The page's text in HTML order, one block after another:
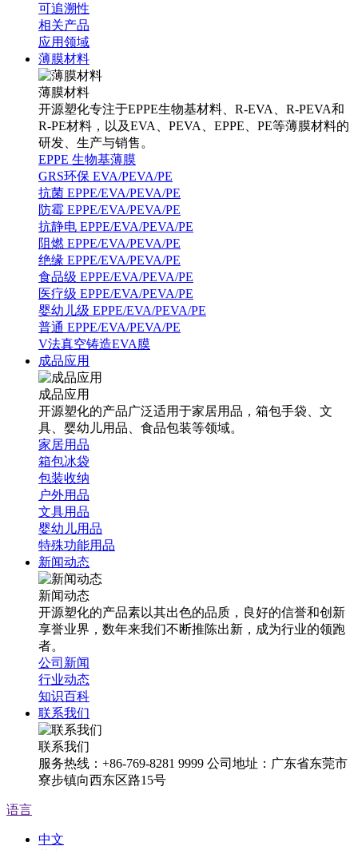
可追溯性
相关产品
应用领域
薄膜材料
薄膜材料
开源塑化专注于EPPE生物基材料、R-EVA、R-PEVA和
R-PE材料，以及EVA、PEVA、EPPE、PE等薄膜材料的
研发、生产与销售。
EPPE 生物基薄膜
GRS环保 EVA/PEVA/PE
抗菌 EPPE/EVA/PEVA/PE
防霉 EPPE/EVA/PEVA/PE
抗静电 EPPE/EVA/PEVA/PE
阻燃 EPPE/EVA/PEVA/PE
绝缘 EPPE/EVA/PEVA/PE
食品级 EPPE/EVA/PEVA/PE
医疗级 EPPE/EVA/PEVA/PE
婴幼儿级 EPPE/EVA/PEVA/PE
普通 EPPE/EVA/PEVA/PE
V法真空铸造EVA膜
成品应用
成品应用
开源塑化的产品广泛适用于家居用品，箱包手袋、文
具、婴幼儿用品、食品包装等领域。
家居用品
箱包冰袋
包装收纳
户外用品
文具用品
婴幼儿用品
特殊功能用品
新闻动态
新闻动态
开源塑化的产品素以其出色的品质，良好的信誉和创新
享誉业界，数年来我们不断推陈出新，成为行业的领跑
者。
公司新闻
行业动态
知识百科
联系我们
联系我们
服务热线：+86-769-8281 9999 公司地址：广东省东莞市
寮步镇向西东区路15号
语言
中文